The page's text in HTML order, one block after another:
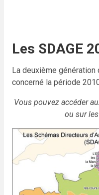
Les SDAGE
La deuxième génération
concerné la période
Vous pouvez accéder
ou sur